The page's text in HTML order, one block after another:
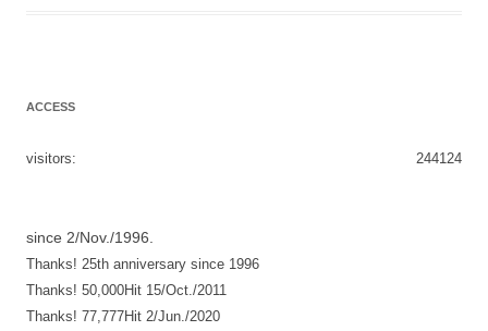
ACCESS
244124
visitors:
since 2/Nov./1996.
Thanks! 25th anniversary since 1996
Thanks! 50,000Hit 15/Oct./2011
Thanks! 77,777Hit 2/Jun./2020